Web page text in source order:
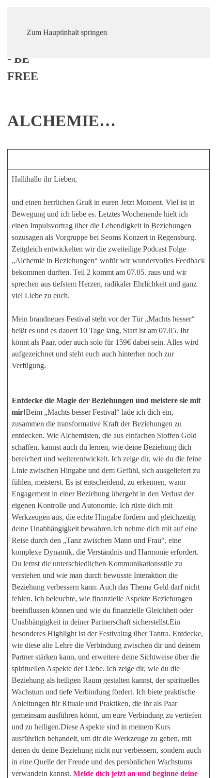
Zum Hauptinhalt springen
ALCHEMIE…
Hallihallo ihr Lieben,
und einen herrlichen Gruß in euren Jetzt Moment. Viel ist in
Bewegung und ich liebe es. Letztes Wochenende hielt ich
einen Impulsvortrag über die Lebendigkeit in Beziehungen
sozusagen als Vorgruppe bei Seoms Konzert in Regensburg.
Zeitgleich entwickelten wir die zweiteilige Podcast Folge
„Alchemie in Beziehungen“ wofür wir wundervolles Feedback
bekommen durften. Teil 2 kommt am 07.05. raus und wir
sprechen aus tiefstem Herzen, radikaler Ehrlichkeit und ganz
viel Liebe zu euch.
Mein brandneues Festival steht vor der Tür „Machts besser“
heißt es und es dauert 10 Tage lang, Start ist am 07.05. Ihr
könnt als Paar, oder auch solo für 159€ dabei sein. Alles wird
aufgezeichnet und steht euch auch hinterher noch zur
Verfügung.
Entdecke die Magie der Beziehungen und meistere sie mit
mir!Beim „Machts besser Festival“ lade ich dich ein,
zusammen die transformative Kraft der Beziehungen zu
entdecken. Wie Alchemisten, die aus einfachen Stoffen Gold
schaffen, kannst auch du lernen, wie deine Beziehung dich
bereichert und weiterentwickelt. Ich zeige dir, wie du die feine
Linie zwischen Hingabe und dem Gefühl, sich ausgeliefert zu
fühlen, meisterst. Es ist entscheidend, zu erkennen, wann
Engagement in einer Beziehung übergeht in den Verlust der
eigenen Kontrolle und Autonomie. Ich rüste dich mit
Werkzeugen aus, die echte Hingabe fördern und gleichzeitig
deine Unabhängigkeit bewahren.Ich nehme dich mit auf eine
Reise durch den „Tanz zwischen Mann und Frau“, eine
komplexe Dynamik, die Verständnis und Harmonie erfordert.
Du lernst die unterschiedlichen Kommunikationsstile zu
verstehen und wie man durch bewusste Interaktion die
Beziehung verbessern kann. Auch das Thema Geld darf nicht
fehlen. Ich beleuchte, wie finanzielle Aspekte Beziehungen
beeinflussen können und wie du finanzielle Gleichheit oder
Unabhängigkeit in deiner Partnerschaft sicherstellst.Ein
besonderes Highlight ist der Festivaltag über Tantra. Entdecke,
wie diese alte Lehre die Verbindung zwischen dir und deinem
Partner stärken kann, und erweitere deine Sichtweise über die
spirituellen Aspekte der Liebe. Ich zeige dir, wie du die
Beziehung als heiligen Raum gestalten kannst, der spirituelles
Wachstum und tiefe Verbindung fördert. Ich biete praktische
Anleitungen für Rituale und Praktiken, die ihr als Paar
gemeinsam ausführen könnt, um eure Verbindung zu vertiefen
und zu heiligen.Diese Aspekte sind in meinem Kurs
ausführlich behandelt, um dir die Werkzeuge zu geben, mit
denen du deine Beziehung nicht nur verbessern, sondern auch
in eine Quelle der Freude und des persönlichen Wachstums
verwandeln kannst. Melde dich jetzt an und beginne deine